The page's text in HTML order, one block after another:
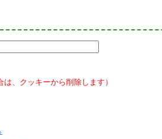
、クッキーから削除します）